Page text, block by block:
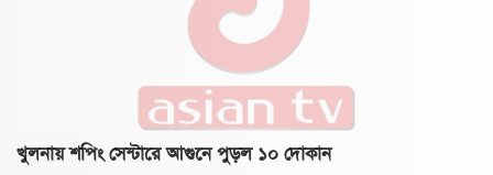
খুলনায় শপিং সেন্টারে আগুনে পুড়ল ১০ দোকান